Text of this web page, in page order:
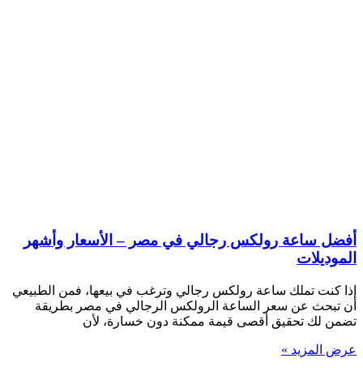
أفضل ساعة رولكس رجالي في مصر – الأسعار وأشهر
الموديلات
إذا كنت تملك ساعة رولكس رجالي وترغب في بيعها، فمن الطبيعي
أن تبحث عن سعر الساعة الرولكس الرجالي في مصر بطريقة
تضمن لك تحقيق أقصى قيمة ممكنة دون خسارة، لأن
عرض المزيد »